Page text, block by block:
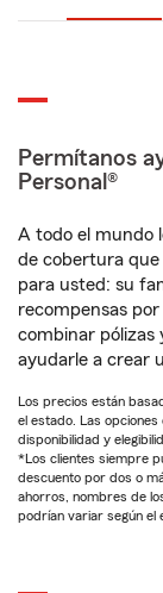
Permítanos
Personal®
A todo el mundo
de cobertura
para usted: su
recompensas
combinar pólizas
ayudarle a crear
Los precios están
el estado. Las
disponibilidad y
*Los clientes siempre
descuento por dos o
ahorros, nombres de
podrían variar según el